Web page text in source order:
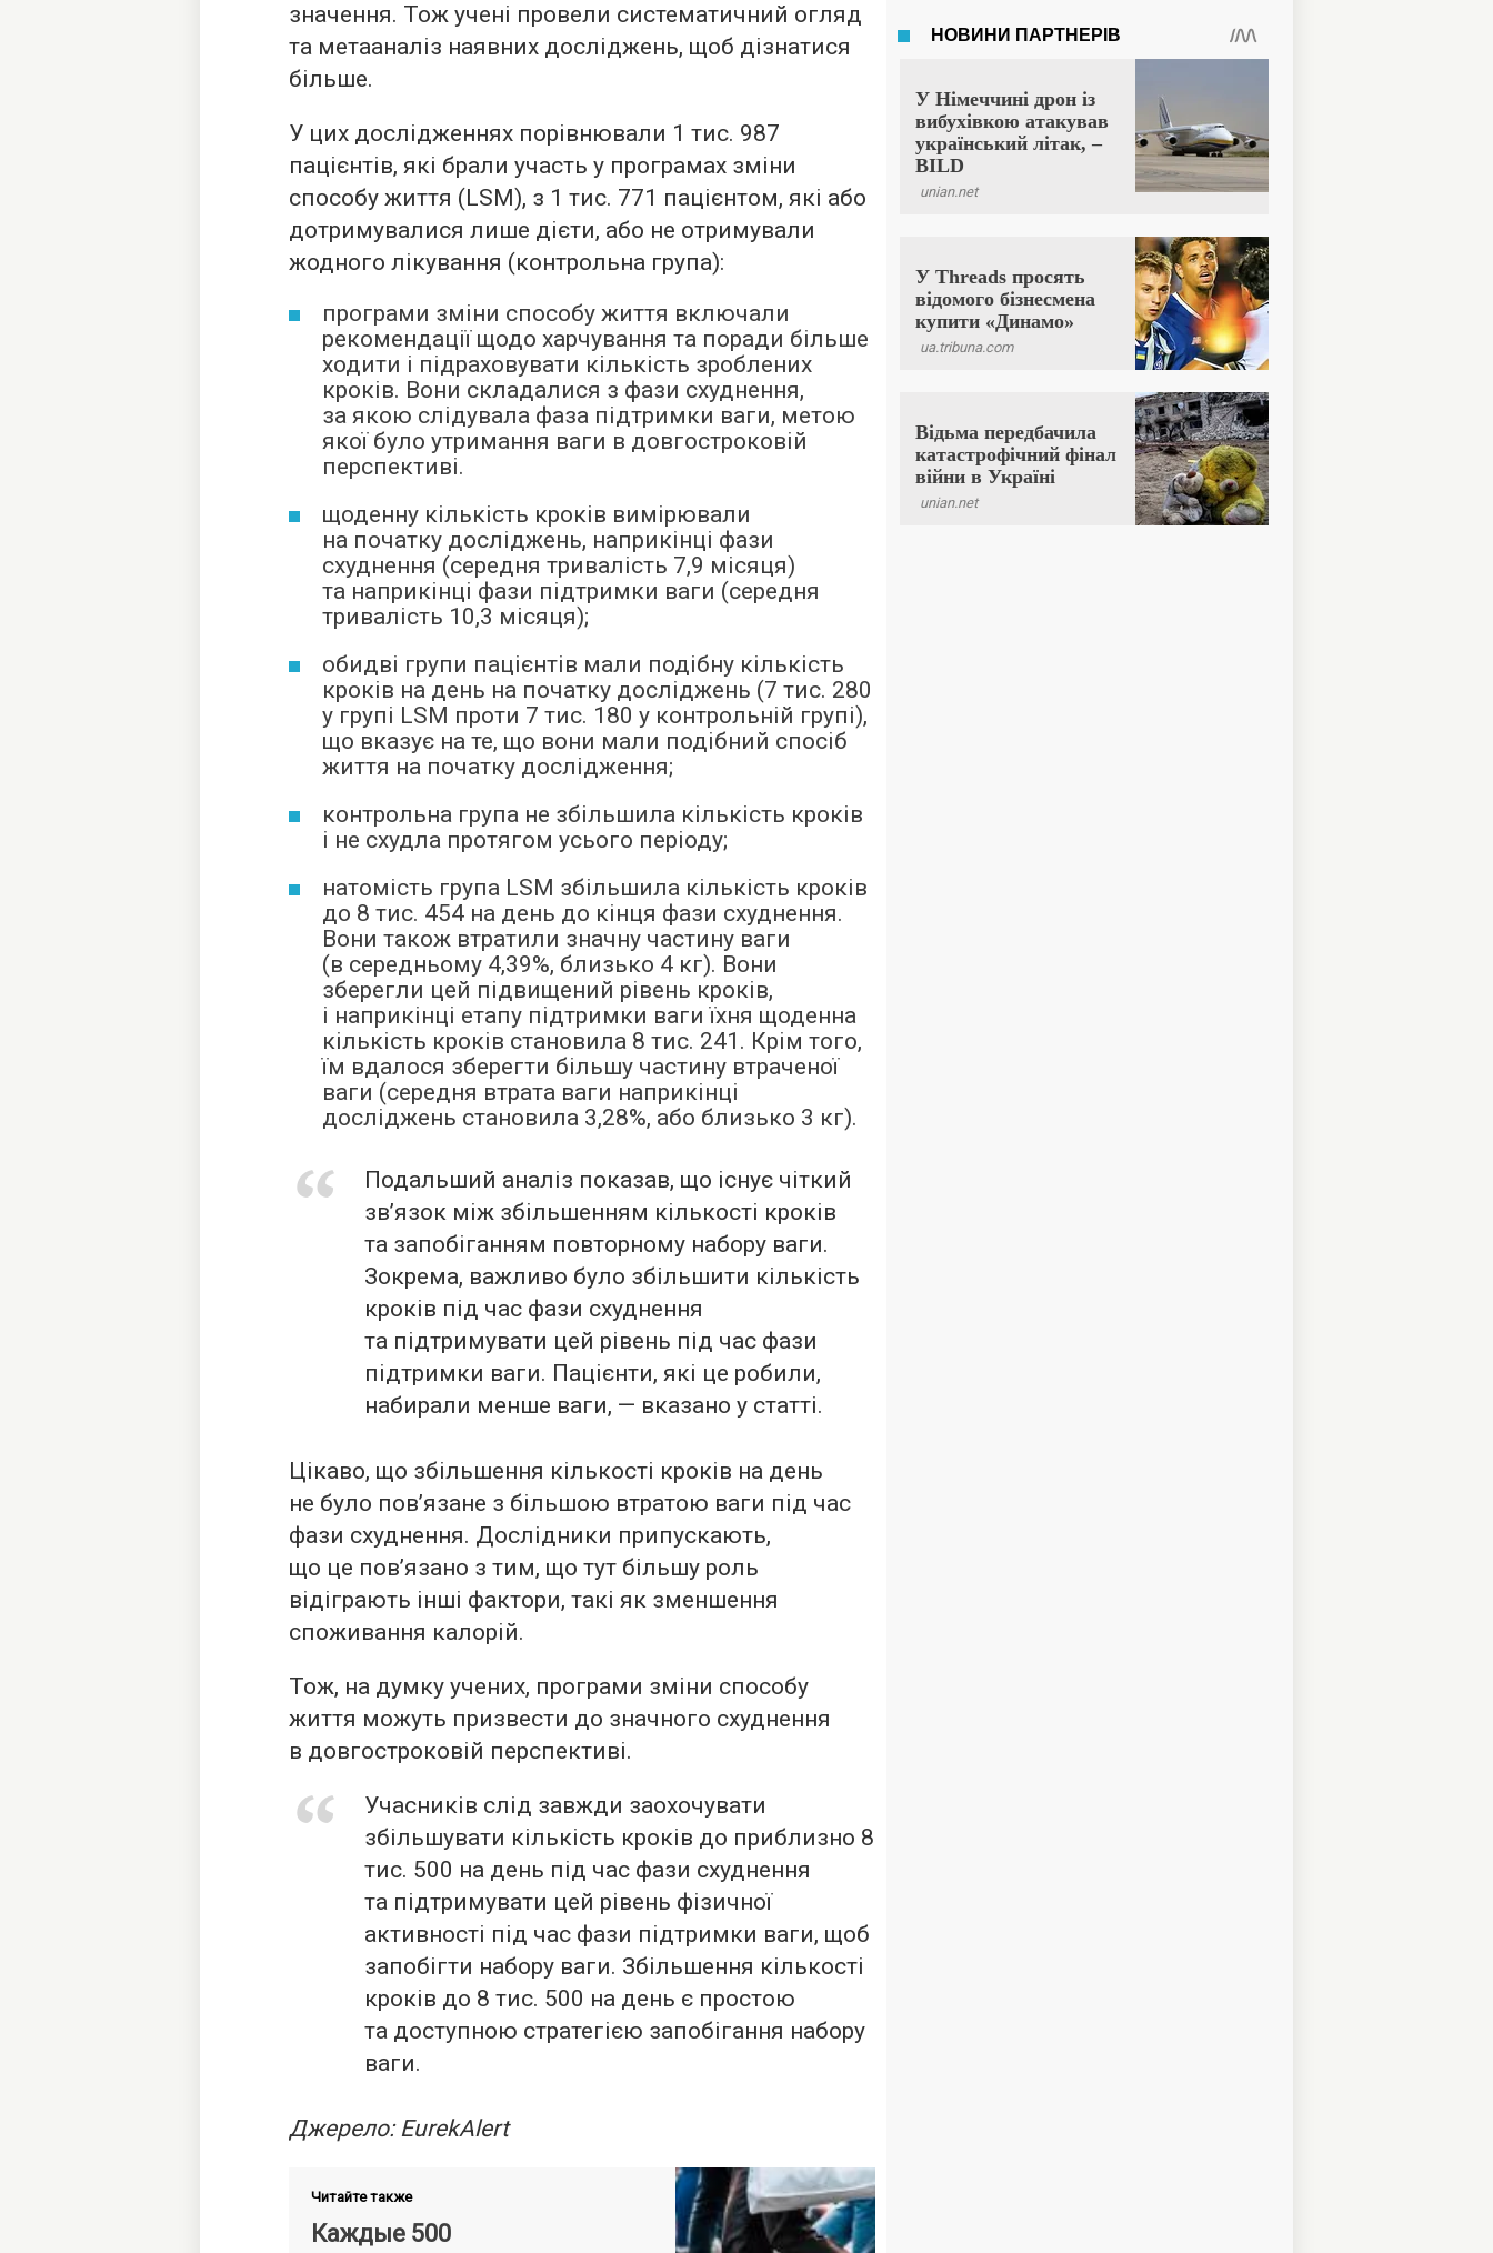
значення. Тож учені провели систематичний огляд
та метааналіз наявних досліджень, щоб дізнатися
більше.
У цих дослідженнях порівнювали 1 тис. 987
пацієнтів, які брали участь у програмах зміни
способу життя (LSM), з 1 тис. 771 пацієнтом, які або
дотримувалися лише дієти, або не отримували
жодного лікування (контрольна група):
програми зміни способу життя включали
рекомендації щодо харчування та поради більше
ходити і підраховувати кількість зроблених
кроків. Вони складалися з фази схуднення,
за якою слідувала фаза підтримки ваги, метою
якої було утримання ваги в довгостроковій
перспективі.
щоденну кількість кроків вимірювали
на початку досліджень, наприкінці фази
схуднення (середня тривалість 7,9 місяця)
та наприкінці фази підтримки ваги (середня
тривалість 10,3 місяця);
обидві групи пацієнтів мали подібну кількість
кроків на день на початку досліджень (7 тис. 280
у групі LSM проти 7 тис. 180 у контрольній групі),
що вказує на те, що вони мали подібний спосіб
життя на початку дослідження;
контрольна група не збільшила кількість кроків
і не схудла протягом усього періоду;
натомість група LSM збільшила кількість кроків
до 8 тис. 454 на день до кінця фази схуднення.
Вони також втратили значну частину ваги
(в середньому 4,39%, близько 4 кг). Вони
зберегли цей підвищений рівень кроків,
і наприкінці етапу підтримки ваги їхня щоденна
кількість кроків становила 8 тис. 241. Крім того,
їм вдалося зберегти більшу частину втраченої
ваги (середня втрата ваги наприкінці
досліджень становила 3,28%, або близько 3 кг).
Подальший аналіз показав, що існує чіткий
зв’язок між збільшенням кількості кроків
та запобіганням повторному набору ваги.
Зокрема, важливо було збільшити кількість
кроків під час фази схуднення
та підтримувати цей рівень під час фази
підтримки ваги. Пацієнти, які це робили,
набирали менше ваги, — вказано у статті.
Цікаво, що збільшення кількості кроків на день
не було пов’язане з більшою втратою ваги під час
фази схуднення. Дослідники припускають,
що це пов’язано з тим, що тут більшу роль
відіграють інші фактори, такі як зменшення
споживання калорій.
Тож, на думку учених, програми зміни способу
життя можуть призвести до значного схуднення
в довгостроковій перспективі.
Учасників слід завжди заохочувати
збільшувати кількість кроків до приблизно 8
тис. 500 на день під час фази схуднення
та підтримувати цей рівень фізичної
активності під час фази підтримки ваги, щоб
запобігти набору ваги. Збільшення кількості
кроків до 8 тис. 500 на день є простою
та доступною стратегією запобігання набору
ваги.
Джерело: EurekAlert
Читайте также
Каждые 500